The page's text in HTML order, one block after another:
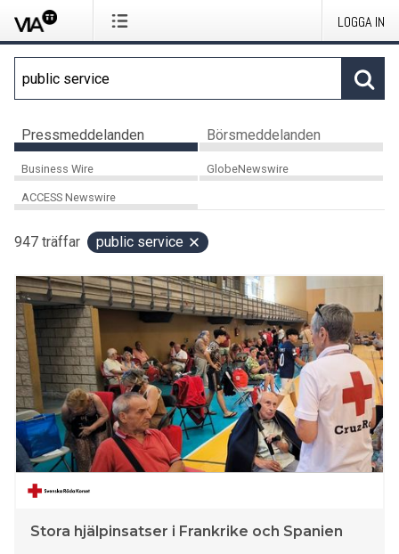
LOGGA IN
Pressmeddelanden Börsmeddelanden
Business Wire GlobeNewswire
ACCESS Newswire
947 träffar public service
Stora hjälpinsatser i Frankrike och Spanien